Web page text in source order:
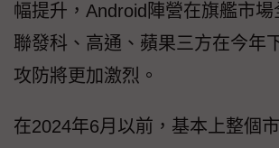
幅提升，Android陣營在旗艦市場
聯發科、高通、蘋果三方在今年
攻防將更加激烈。
在2024年6月以前，基本上整個